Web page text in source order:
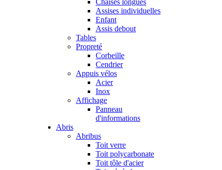
Chaises longues
Assises individuelles
Enfant
Assis debout
Tables
Propreté
Corbeille
Cendrier
Appuis vélos
Acier
Inox
Affichage
Panneau
d'informations
Abris
Abribus
Toit verre
Toit polycarbonate
Toit tôle d'acier